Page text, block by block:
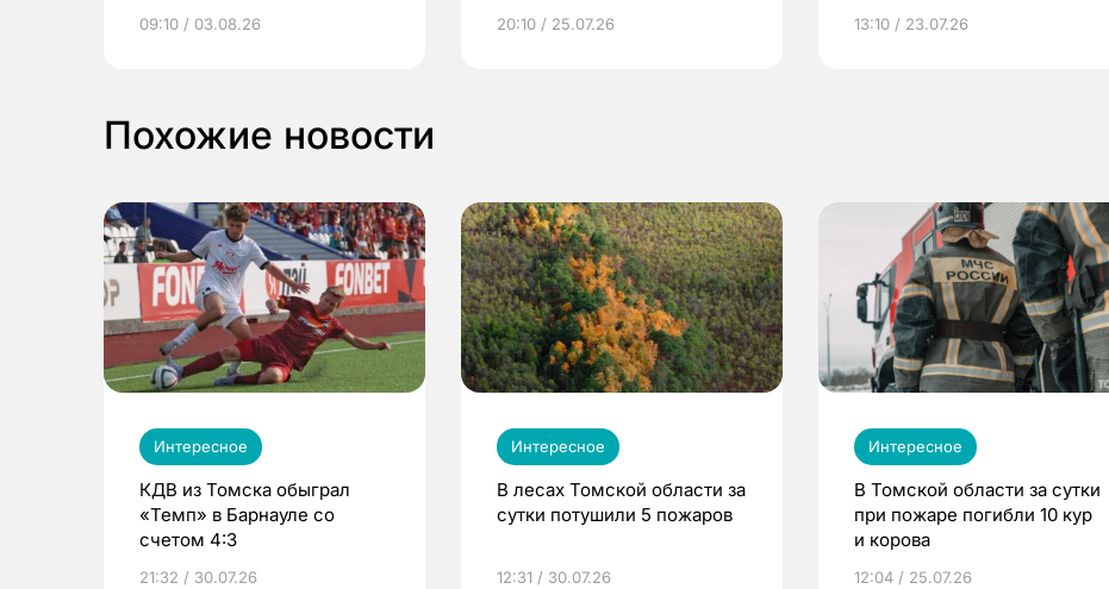
выиграть призы
09:10 / 03.08.26 20:10 / 25.07.26
по ОМС!
13:10 / 23.07.26
Похожие новости
Интересное
КДВ из Томска обыграл
«Темп» в Барнауле со
счетом 4:3
21:32 / 30.07.26
Интересное
В лесах Томской области за
сутки потушили 5 пожаров
12:31 / 30.07.26
Интересное
В Томской области за сутки
при пожаре погибли 10 кур
и корова
12:04 / 25.07.26